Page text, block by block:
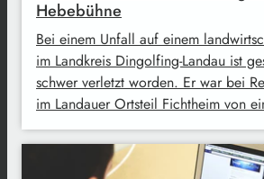
Hebebühne
Bei einem Unfall auf einem
im Landkreis Dingolfing-Landau ist
schwer verletzt worden. Er war bei
im Landauer Ortsteil Fichtheim von